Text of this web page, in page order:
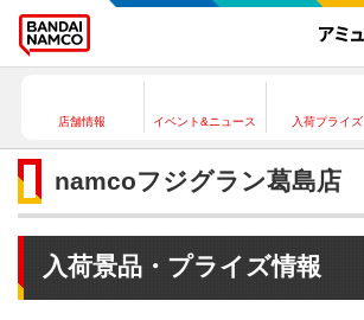
店舗情報 イベント&ニュース 入荷プライズ
namcoフジグラン葛島店
入荷景品・プライズ情報